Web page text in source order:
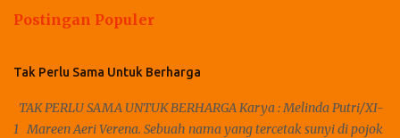
Postingan Populer
Tak Perlu Sama Untuk Berharga
TAK PERLU SAMA UNTUK BERHARGA Karya : Melinda Putri/XI-
1 Mareen Aeri Verena. Sebuah nama yang tercetak sunyi di pojok